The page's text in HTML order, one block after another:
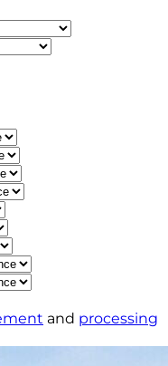
and processing